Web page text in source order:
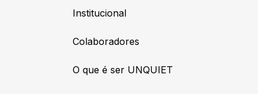
Institucional
Colaboradores
O que é ser UNQUIET